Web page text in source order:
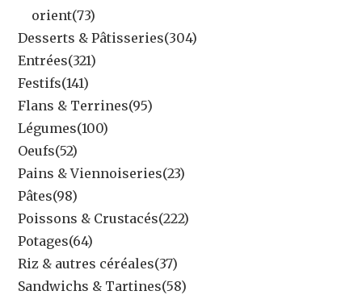
orient(73)
Desserts & Pâtisseries(304)
Entrées(321)
Festifs(141)
Flans & Terrines(95)
Légumes(100)
Oeufs(52)
Pains & Viennoiseries(23)
Pâtes(98)
Poissons & Crustacés(222)
Potages(64)
Riz & autres céréales(37)
Sandwichs & Tartines(58)